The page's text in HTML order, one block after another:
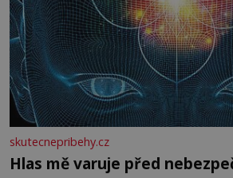
skutecnepribehy.cz
Hlas mě varuje před